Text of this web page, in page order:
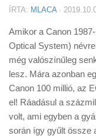
Firmware
Tudástár
Érdekességek
Helyszíni Riport
ÍRTA: MLACA·
Amikor a Canon
Optical System)
még valószínűleg
lesz. Mára azonban
Canon 100 millió, az
el! Ráadásul a
volt, ami egyben a
során így gyűlt össze